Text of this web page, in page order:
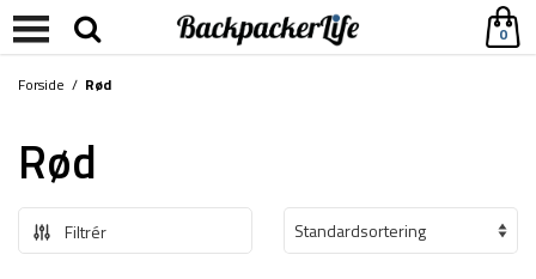
0
Forside / Rød
Rød
Filtrér